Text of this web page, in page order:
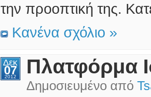
την προοπτική της.
Κανένα σχόλιο »
Δεκ
07
2012 Πλατφόρμα
Δημοσιευμένο από